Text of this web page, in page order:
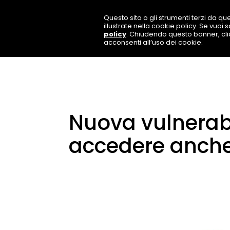
Nuova
accedere
Questo sito o gli strumenti terzi da
illustrate nella cookie policy. Se vuoi
policy. Chiudendo questo banner,
acconsenti all’uso dei cookie.